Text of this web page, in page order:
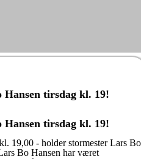
tirsdag kl. 19!
tirsdag kl. 19!
19,00 - holder stormester Lars Bo
Bo Hansen har været